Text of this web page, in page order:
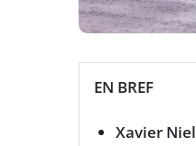
EN BREF
Xavier Niel